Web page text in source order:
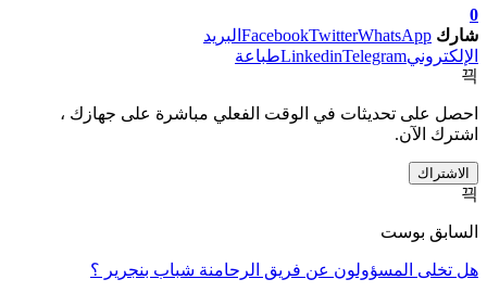
0
شارك
FacebookTwitterWhatsApp
البريد
الإلكتروني
LinkedinTelegram طباعة
احصل على تحديثات في الوقت الفعلي مباشرة على جهازك ،
اشترك الآن.
الاشتراك
السابق بوست
هل تخلى المسؤولون عن فريق الرحامنة شباب بنجرير ؟